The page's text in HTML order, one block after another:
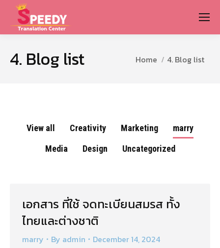
4. Blog list You are here:
Home 4. Blog list
View all Creativity Marketing
marry
Media
Design Uncategorized
เอกสาร ที่ใช้ จดทะเบียนสมรส ทั้ง
ไทยและต่างชาติ
marry By admin December 14, 2024